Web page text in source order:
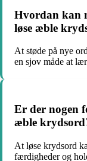
Hvordan kan
løse æble
At støde på nye
en sjov måde at
Er der nogen
æble
At løse krydsord
færdigheder og